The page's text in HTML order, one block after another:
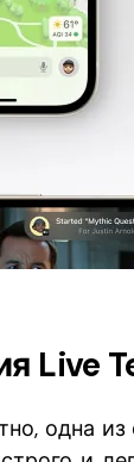
Live
одна